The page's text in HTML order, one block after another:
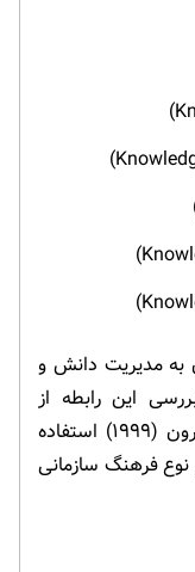
به مدیریت دانش و
این رابطه از
چارچوب ارزش‌های رقابتی کویین و کامرون (۱۹۹۹) استفاده
فرهنگ سازمانی